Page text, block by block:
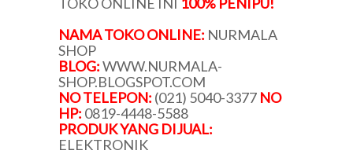
NAMA TOKO ONLINE: NURMALA
SHOP
BLOG:WWW.NURMALA-
SHOP.BLOGSPOT.COM
NO TELEPON: (021) 5040-3377 NO
HP: 0819-4448-5588
PRODUK YANG DIJUAL:
ELEKTRONIK